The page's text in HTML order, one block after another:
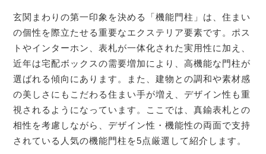
玄関まわりの第一印象を決める「機能門柱」は、住まい
の個性を際立たせる重要なエクステリア要素です。ポス
トやインターホン、表札が一体化された実用性に加え、
近年は宅配ボックスの需要増加により、高機能な門柱が
選ばれる傾向にあります。また、建物との調和や素材感
の美しさにもこだわる住まい手が増え、デザイン性も重
視されるようになっています。ここでは、真鍮表札との
相性を考慮しながら、デザイン性・機能性の両面で支持
されている人気の機能門柱を5点厳選して紹介します。